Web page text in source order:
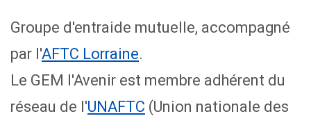
Groupe d'entraide mutuelle, accompagné
par l'AFTC Lorraine.
Le GEM l'Avenir est membre adhérent du
réseau de l'UNAFTC (Union nationale des